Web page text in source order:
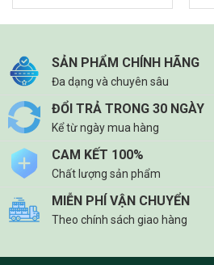
SẢN PHẨM CHÍNH HÃNG
Đa dạng và chuyên sâu
ĐỔI TRẢ TRONG 30 NGÀY
Kể từ ngày mua hàng
CAM KẾT 100%
Chất lượng sản phẩm
MIỄN PHÍ VẬN CHUYỂN
Theo chính sách giao hàng